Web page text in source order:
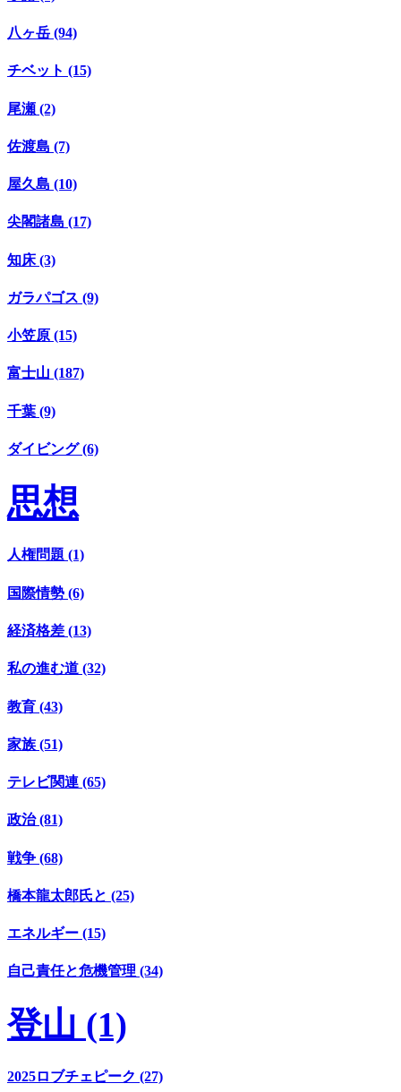
八ヶ岳 (94)
チベット (15)
尾瀬 (2)
佐渡島 (7)
屋久島 (10)
尖閣諸島 (17)
知床 (3)
ガラパゴス (9)
小笠原 (15)
富士山 (187)
千葉 (9)
ダイビング (6)
思想
人権問題 (1)
国際情勢 (6)
経済格差 (13)
私の進む道 (32)
教育 (43)
家族 (51)
テレビ関連 (65)
政治 (81)
戦争 (68)
橋本龍太郎氏と (25)
エネルギー (15)
自己責任と危機管理 (34)
登山 (1)
2025ロブチェピーク (27)